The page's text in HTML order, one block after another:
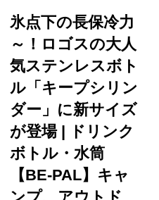
氷点下の長保冷力
～！ロゴスの大人
気ステンレスボト
ル「キープシリン
ダー」に新サイズ
が登場 | ドリンク
ボトル・水筒
【BE-PAL】キャ